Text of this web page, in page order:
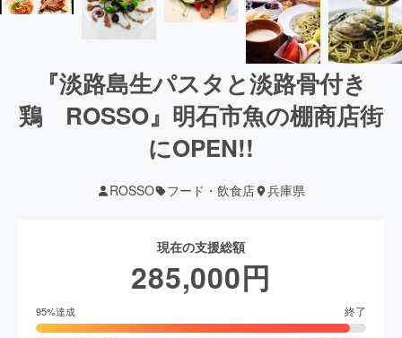
『淡路島生パスタと淡路骨付き
鶏 ROSSO』明石市魚の棚商店街
にOPEN!!
ROSSO フード・飲食店 兵庫県
現在の支援総額
285,000円
95%達成 終了